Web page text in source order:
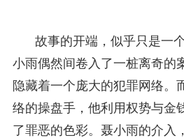
故事的开端，似乎只是一
小雨偶然间卷入了一桩离奇的
隐藏着一个庞大的犯罪网络。
络的操盘手，他利用权势与金
了罪恶的色彩。聂小雨的介入